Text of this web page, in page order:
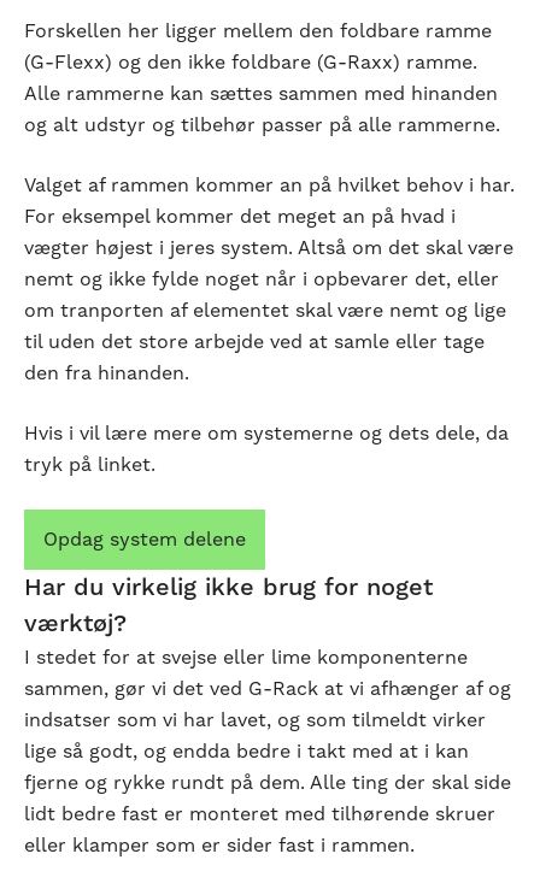
Forskellen her ligger mellem den foldbare ramme
(G-Flexx) og den ikke foldbare (G-Raxx) ramme.
Alle rammerne kan sættes sammen med hinanden
og alt udstyr og tilbehør passer på alle rammerne.
Valget af rammen kommer an på hvilket behov i har.
For eksempel kommer det meget an på hvad i
vægter højest i jeres system. Altså om det skal være
nemt og ikke fylde noget når i opbevarer det, eller
om tranporten af elementet skal være nemt og lige
til uden det store arbejde ved at samle eller tage
den fra hinanden.
Hvis i vil lære mere om systemerne og dets dele, da
tryk på linket.
Opdag system delene
Har du virkelig ikke brug for noget
værktøj?
I stedet for at svejse eller lime komponenterne
sammen, gør vi det ved G-Rack at vi afhænger af og
indsatser som vi har lavet, og som tilmeldt virker
lige så godt, og endda bedre i takt med at i kan
fjerne og rykke rundt på dem. Alle ting der skal side
lidt bedre fast er monteret med tilhørende skruer
eller klamper som er sider fast i rammen.